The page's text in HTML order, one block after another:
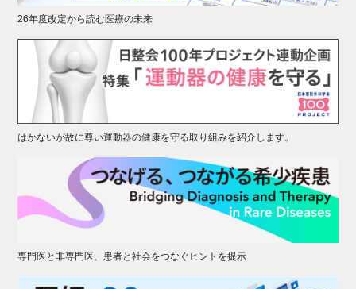
26年度改定から読む医療の未来
はかないが故に尊い運動器の健康を守る取り組みを紹介します。
専門医と非専門医、患者と社会をつなぐヒントを提示